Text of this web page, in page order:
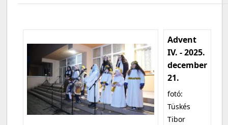
Advent
IV. - 2025.
december
21.
fotó:
Tüskés
Tibor